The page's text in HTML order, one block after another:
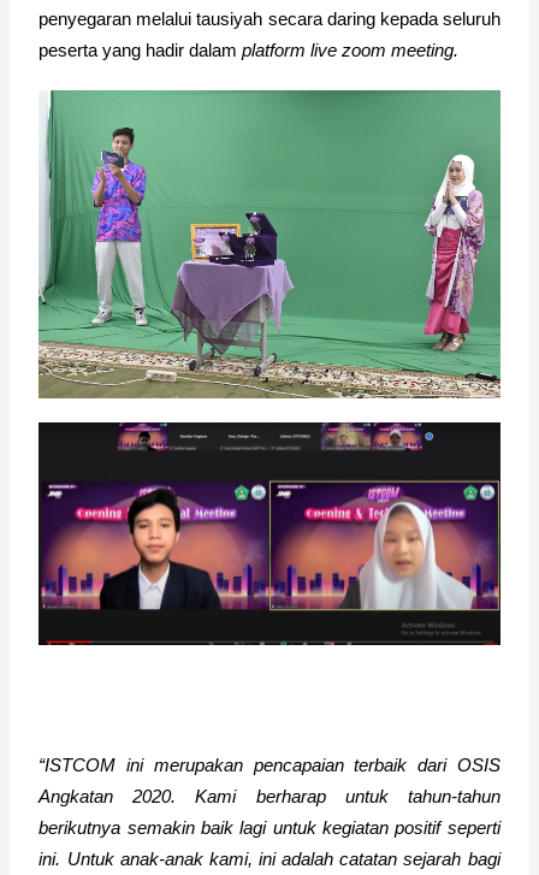
penyegaran melalui tausiyah secara daring kepada seluruh
peserta yang hadir dalam platform live zoom meeting.
“ISTCOM ini merupakan pencapaian terbaik dari OSIS
Angkatan 2020. Kami berharap untuk tahun-tahun
berikutnya semakin baik lagi untuk kegiatan positif seperti
ini. Untuk anak-anak kami, ini adalah catatan sejarah bagi